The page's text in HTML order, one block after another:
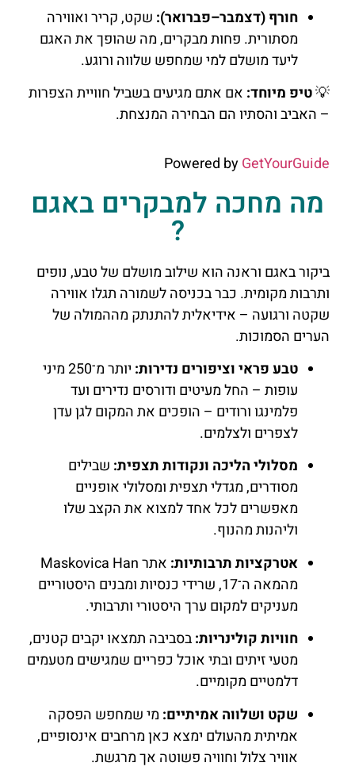
חורף (דצמבר–פברואר): שקט, קריר ואווירה
מסתורית. פחות מבקרים, מה שהופך את האגם
ליעד מושלם למי שמחפש שלווה ורוגע.
💡טיפ מיוחד: אם אתם מגיעים בשביל חוויית הצפרות
– האביב והסתיו הם הבחירה המנצחת.
Powered byGetYourGuide
מה מחכה למבקרים באגם
?
ביקור באגם וראנה הוא שילוב מושלם של טבע, נופים
ותרבות מקומית. כבר בכניסה לשמורה תגלו אווירה
שקטה ורגועה – אידיאלית להתנתק מההמולה של
הערים הסמוכות.
טבע פראי וציפורים נדירות:
יותר מ־250 מיני
עופות – החל מעיטים ודורסים נדירים ועד
פלמינגו ורודים – הופכים את המקום לגן עדן
לצפרים ולצלמים.
מסלולי הליכה ונקודות תצפית: שבילים
מסודרים, מגדלי תצפית ומסלולי אופניים
מאפשרים לכל אחד למצוא את הקצב שלו
וליהנות מהנוף.
אטרקציות תרבותיות:
אתר Maskovica Han
מהמאה ה־17, שרידי כנסיות ומבנים היסטוריים
מעניקים למקום ערך היסטורי ותרבותי.
חוויות קולינריות:בסביבה תמצאו יקבים קטנים,
מטעי זיתים ובתי אוכל כפריים שמגישים מטעמים
דלמטיים מקומיים.
שקט ושלווה אמיתיים: מי שמחפש הפסקה
אמיתית מהעולם ימצא כאן מרחבים אינסופיים,
אוויר צלול וחוויה פשוטה אך מרגשת.